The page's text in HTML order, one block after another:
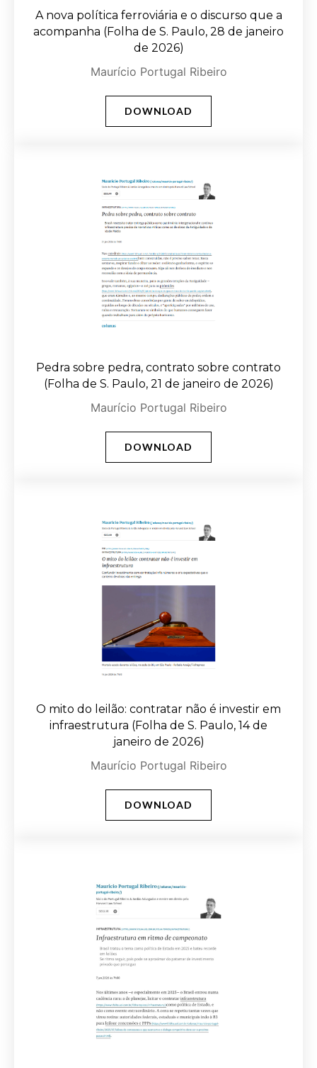
A nova política ferroviária e o discurso que a
acompanha (Folha de S. Paulo, 28 de janeiro
de 2026)
Maurício Portugal Ribeiro
DOWNLOAD
Pedra sobre pedra, contrato sobre contrato
(Folha de S. Paulo, 21 de janeiro de 2026)
Maurício Portugal Ribeiro
DOWNLOAD
O mito do leilão: contratar não é investir em
infraestrutura (Folha de S. Paulo, 14 de
janeiro de 2026)
Maurício Portugal Ribeiro
DOWNLOAD